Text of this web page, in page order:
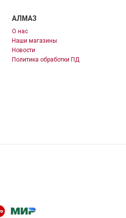
АЛМАЗ
О нас
Наши магазины
Новости
Политика обработки ПД